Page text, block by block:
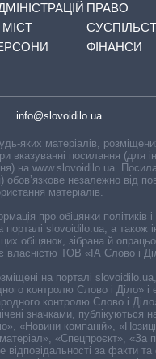
ПРАВО
ФІНАНСИ
info@slovoidilo.ua
яких матеріалів,
вказуванні посилання (для
на www.slovoidilo.ua.
обов’язкове незалежно від
матеріалів.
про обіцянки політиків і
порталі slovoidilo.ua, а також
обіцянок, зібрана й
власністю ТОВ «ІА Слово і
на порталі slovoidilo.ua,
контролю Слово і Діло» і
контролю Слово і
значками, публікуються
«Новини компаній»,
«Спецпроєкт», «За
відповідальності за факти та